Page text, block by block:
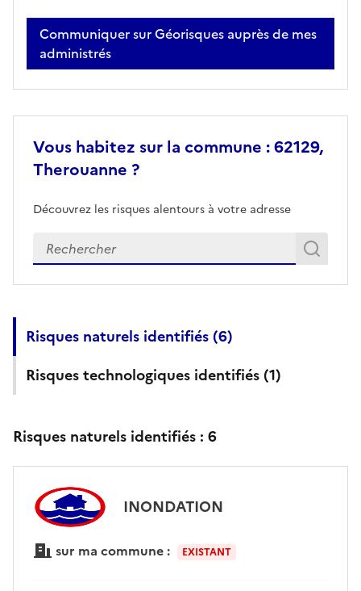
Communiquer sur Géorisques auprès de mes
administrés
Vous habitez sur la commune : 62129,
Therouanne ?
Découvrez les risques alentours à votre adresse
Veuillez renseigner votre adresse exacte
Risques naturels identifiés (6)
Risques technologiques identifiés (1)
Risques naturels identifiés : 6
INONDATION
sur ma commune : EXISTANT